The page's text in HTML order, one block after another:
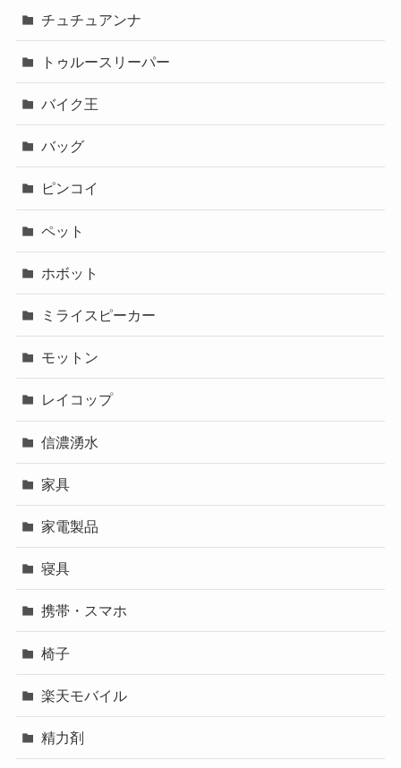
チュチュアンナ
トゥルースリーパー
バイク王
バッグ
ピンコイ
ペット
ホボット
ミライスピーカー
モットン
レイコップ
信濃湧水
家具
家電製品
寝具
携帯・スマホ
椅子
楽天モバイル
精力剤